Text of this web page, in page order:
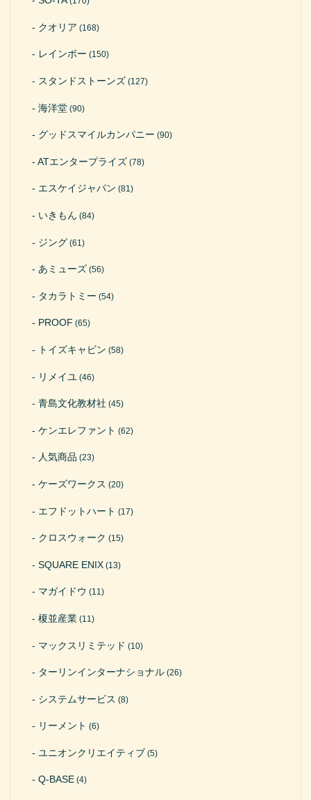
クオリア (168)
レインボー (150)
スタンドストーンズ (127)
海洋堂(90)
グッドスマイルカンパニー (90)
ATエンタープライズ(78)
エスケイジャパン (81)
いきもん (84)
ジング(61)
あミューズ (56)
タカラトミー (54)
PROOF (65)
トイズキャビン (58)
リメイユ (46)
青島文化教材社 (45)
ケンエレファント (62)
人気商品 (23)
ケーズワークス (20)
エフドットハート (17)
クロスウォーク (15)
SQUARE ENIX(13)
マガイドウ (11)
榎並産業(11)
マックスリミテッド (10)
ターリンインターナショナル(26)
システムサービス (8)
リーメント (6)
ユニオンクリエイティブ (5)
Q-BASE(4)